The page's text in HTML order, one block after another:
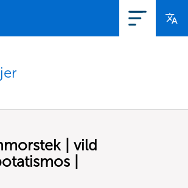
| vild
|